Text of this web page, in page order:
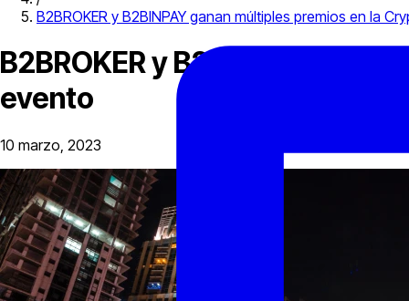
B2BROKER y B2BINPAY ganan múltiples premios en la
B2BROKER y B2BINPAY
evento
10 marzo, 2023